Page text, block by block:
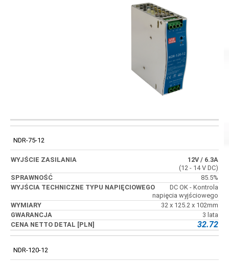
WYJŚCIE
WYJŚCIA
TECHNICZNE
NDR-75-12
12V/ 6.3A
(12 - 14 V DC)
85.5%
DC OK - Kontrola
napięcia wyjściowego
32 x 125.2 x 102mm
3 lata
32.72
NDR-120-12